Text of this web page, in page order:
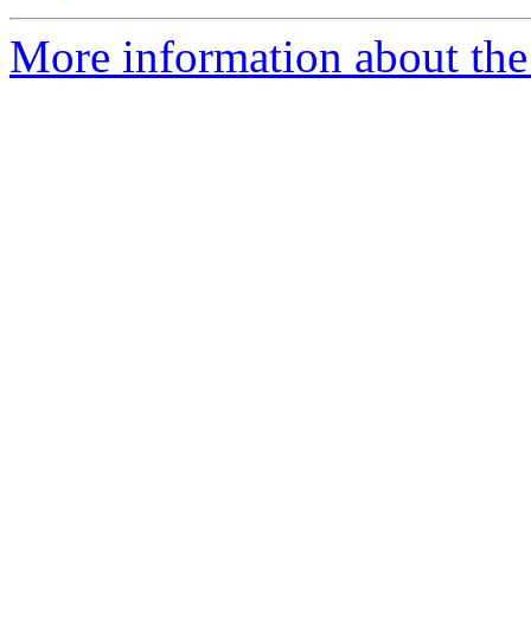
More information about